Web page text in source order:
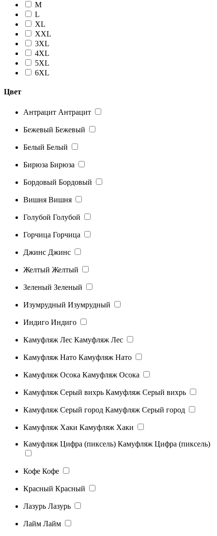
M
L
XL
XXL
3XL
4XL
5XL
6XL
Цвет
Антрацит Антрацит
Бежевый Бежевый
Белый Белый
Бирюза Бирюза
Бордовый Бордовый
Вишня Вишня
Голубой Голубой
Горчица Горчица
Джинс Джинс
Желтый Желтый
Зеленый Зеленый
Изумрудный Изумрудный
Индиго Индиго
Камуфляж Лес Камуфляж Лес
Камуфляж Нато Камуфляж Нато
Камуфляж Осока Камуфляж Осока
Камуфляж Серый вихрь Камуфляж Серый вихрь
Камуфляж Серый город Камуфляж Серый город
Камуфляж Хаки Камуфляж Хаки
Камуфляж Цифра (пиксель) Камуфляж Цифра (пиксель)
Кофе Кофе
Красный Красный
Лазурь Лазурь
Лайм Лайм